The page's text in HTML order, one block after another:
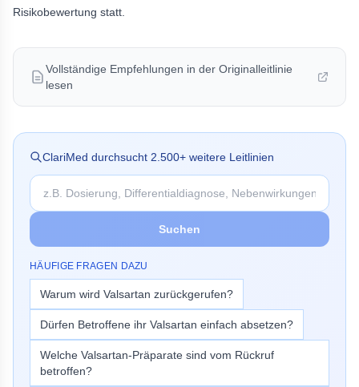
Risikobewertung statt.
Vollständige Empfehlungen in der Originalleitlinie
lesen
ClariMed durchsucht 2.500+ weitere Leitlinien
Suchen
HÄUFIGE FRAGEN DAZU
Warum wird Valsartan zurückgerufen?
Dürfen Betroffene ihr Valsartan einfach absetzen?
Welche Valsartan-Präparate sind vom Rückruf
betroffen?